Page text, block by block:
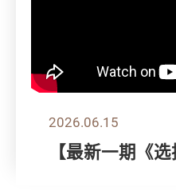
2026.06.15
【最新一期《